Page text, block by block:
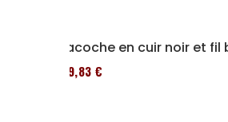
Sacoche en cuir noir et fil
119,83 €